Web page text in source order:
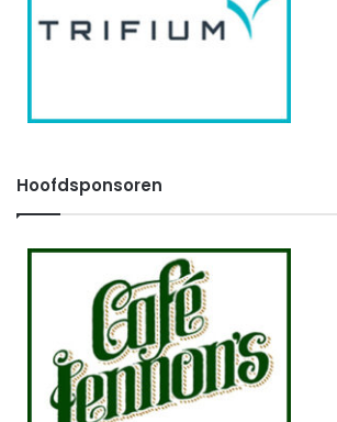
Hoofdsponsoren